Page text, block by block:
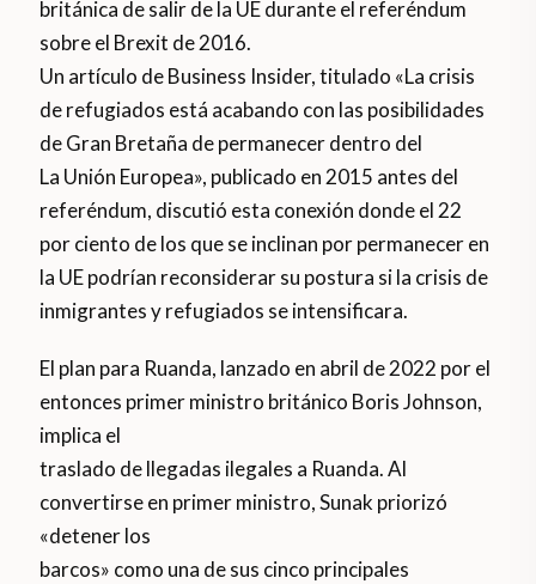
británica de salir de la UE durante el referéndum
sobre el Brexit de 2016.
Un artículo de Business Insider, titulado «La crisis
de refugiados está acabando con las posibilidades
de Gran Bretaña de permanecer dentro del
La Unión Europea», publicado en 2015 antes del
referéndum, discutió esta conexión donde el 22
por ciento de los que se inclinan por permanecer en
la UE podrían reconsiderar su postura si la crisis de
inmigrantes y refugiados se intensificara.
El plan para Ruanda, lanzado en abril de 2022 por el
entonces primer ministro británico Boris Johnson,
implica el
traslado de llegadas ilegales a Ruanda. Al
convertirse en primer ministro, Sunak priorizó
«detener los
barcos» como una de sus cinco principales